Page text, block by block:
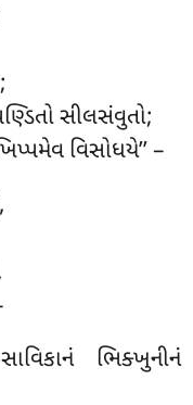
સીલસંવુતો;
વિસોધયે’’ –
ભિક્ખુનીનં